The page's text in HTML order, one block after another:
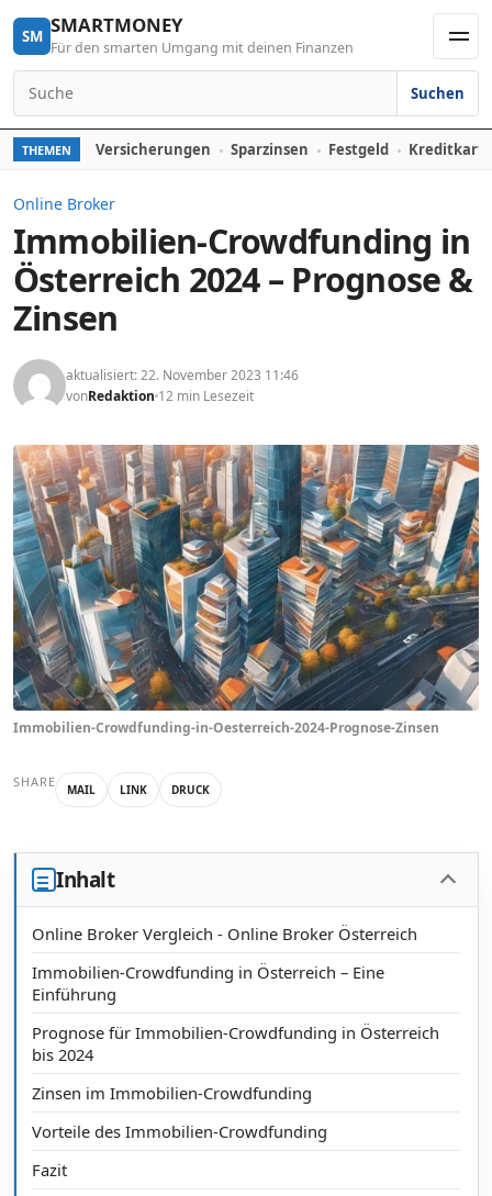
Skip to content
SM SMARTMONEY
Für den smarten Umgang mit deinen Finanzen
Search for:
Suchen
THEMEN Versicherungen Sparzinsen Festgeld
Online Broker
Immobilien-Crowdfunding in
Österreich 2024 – Prognose &
Zinsen
aktualisiert: 22. November 2023 11:46
vonRedaktion 12 min Lesezeit
Immobilien-Crowdfunding-in-Oesterreich-2024-Prognose-Zinsen
SHARE MAIL LINK DRUCK
Inhalt
Online Broker Vergleich - Online Broker Österreich
Immobilien-Crowdfunding in Österreich – Eine
Einführung
Prognose für Immobilien-Crowdfunding in Österreich
bis 2024
Zinsen im Immobilien-Crowdfunding
Vorteile des Immobilien-Crowdfunding
Fazit